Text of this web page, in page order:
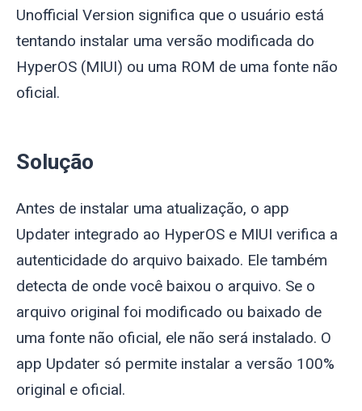
Unofficial Version significa que o usuário está
tentando instalar uma versão modificada do
HyperOS (MIUI) ou uma ROM de uma fonte não
oficial.
Solução
Antes de instalar uma atualização, o app
Updater integrado ao HyperOS e MIUI verifica a
autenticidade do arquivo baixado. Ele também
detecta de onde você baixou o arquivo. Se o
arquivo original foi modificado ou baixado de
uma fonte não oficial, ele não será instalado. O
app Updater só permite instalar a versão 100%
original e oficial.